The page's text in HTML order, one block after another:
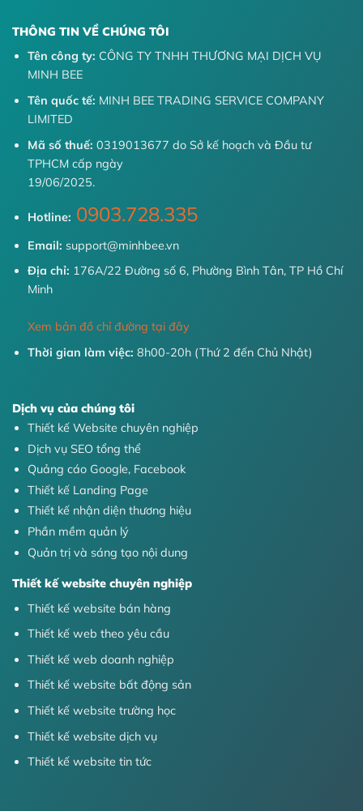
THÔNG TIN VỀ CHÚNG TÔI
Tên công ty: CÔNG TY TNHH THƯƠNG MẠI DỊCH VỤ
MINH BEE
Tên quốc tế: MINH BEE TRADING SERVICE COMPANY
LIMITED
Mã số thuế: 0319013677 do Sở kế hoạch và Đầu tư
TPHCM cấp ngày
19/06/2025.
Hotline: 0903.728.335
Email: support@minhbee.vn
Địa chỉ: 176A/22 Đường số 6, Phường Bình Tân, TP Hồ Chí
Minh
Xem bản đồ chỉ đường tại đây
Thời gian làm việc: 8h00-20h (Thứ 2 đến Chủ Nhật)
Dịch vụ của chúng tôi
Thiết kế Website chuyên nghiệp
Dịch vụ SEO tổng thể
Quảng cáo Google, Facebook
Thiết kế Landing Page
Thiết kế nhận diện thương hiệu
Phần mềm quản lý
Quản trị và sáng tạo nội dung
Thiết kế website chuyên nghiệp
Thiết kế website bán hàng
Thiết kế web theo yêu cầu
Thiết kế web doanh nghiệp
Thiết kế website bất động sản
Thiết kế website trường học
Thiết kế website dịch vụ
Thiết kế website tin tức